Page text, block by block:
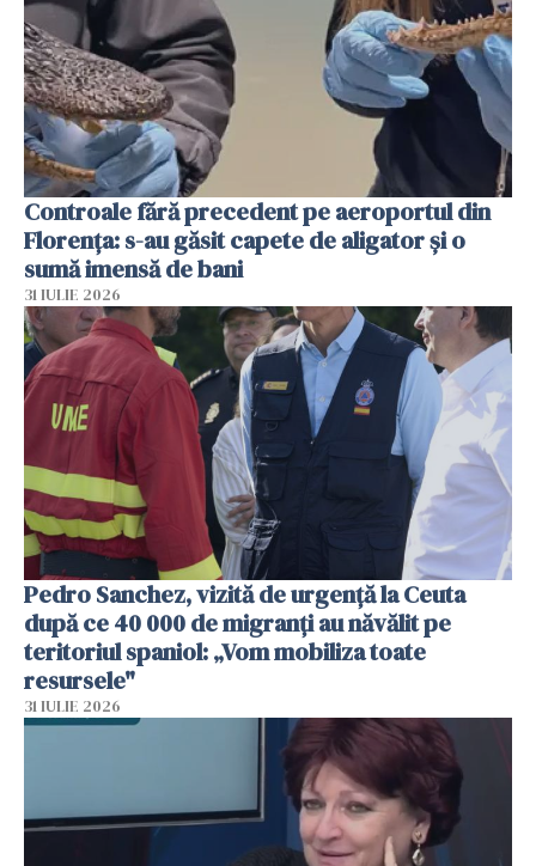
Controale fără precedent pe aeroportul din
Florența: s-au găsit capete de aligator și o
sumă imensă de bani
31 IULIE 2026
Pedro Sanchez, vizită de urgență la Ceuta
după ce 40 000 de migranți au năvălit pe
teritoriul spaniol: „Vom mobiliza toate
resursele"
31 IULIE 2026